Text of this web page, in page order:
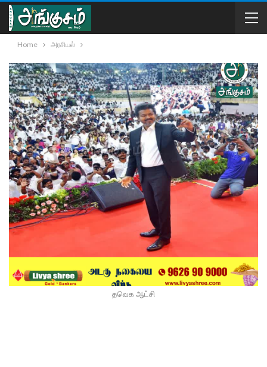
Home அரசியல்
தவெக ஆட்சி